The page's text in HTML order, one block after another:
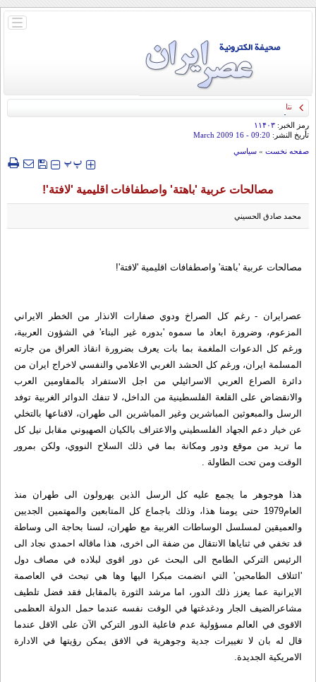
باز
نتانياهو يتهم إيران بالتخطيط لمهاجمة إسرائيل
رمز الخبر: ۱۱۴۰۳
تأريخ النشر: 09:20
- 16 March 2009
صفحه نخست » سياسي
‍‍‍ پپ
مصالحات عربية 'باهتة' واصطفافات اقليمية 'لافتة'!
محمد صادق الحسيني
مصالحات عربية 'باهتة' واصطفافات اقليمية 'لافتة'!
عصرایران - رغم كل الصراخ ودوي صفارات الانذار من الخطر الايراني
المزعوم، وضرورة ابعاد ما سموه 'بدوره غير البناء' في الشؤون العربية،
ورغم كل الدعوات الملغمة بما بات يعرف بضرورة انقاذ العراق من جارته
المسلمة ايران، ورغم كل الحشد الغربي الاعلامي والنفسي لاخراج ايران من
دائرة الصراع العربي الاسرائيلي من اجل الاستفراد بالمقاومين العرب
والانقضاض على القلعة الفلسطينية من الداخل، لا تنفك الدوائر الغربية توفد
الرسل والمبعوثين المباشرين وغير المباشرين الى طهران، لاقناعها بالتخلي
عن خيار دعم الجهاد الفلسطيني والاعتراف بالكيان الصهيوني مقابل نيل كل
ما تريد من موقع ودور ومكانة بما في ذلك السلاح النووي، ولكن بمرور
الوقت ومن تحت الطاولة .
هذا هوجوهر ما يجمع عليه كل الرسل الذين يهرولون الى طهران منذ
العام1979 حتى يومنا هذا، وذلك باجماع كل المتابعين والمهتمين الجديين
والعميقين لمسلسل الوساطات الغربية مع طهران، لسنا بحاجة الى وساطة
قد تخفي في ثناياها الانتقال من ضفة الى اخرى، هذا ماقاله احمدي نجاد الى
الرئيس التركي الطامح الى البحث عن دور اقوى لبلاده في مصاف دول
'ائتلاف الطامحين' التي انضمت مبكرا اليها وها هي تبحث في العاصمة
الايرانية عما يعزز ذلك الدور، اما مرشد الثورة بالمقابل فقد فضل تلطيف
مشاعرالضيف الجار ودغدغتها في الوقت نفسه عندما حمل الدولة العظمى
الاقوى في العالم مسؤولية عدم فاعلية الدور التركي الآن على الاقل عندما
قال له بان لا تغييرات جدية وجوهرية في الافق يمكن رؤيتها في الادارة
الامريكية الجديدة.